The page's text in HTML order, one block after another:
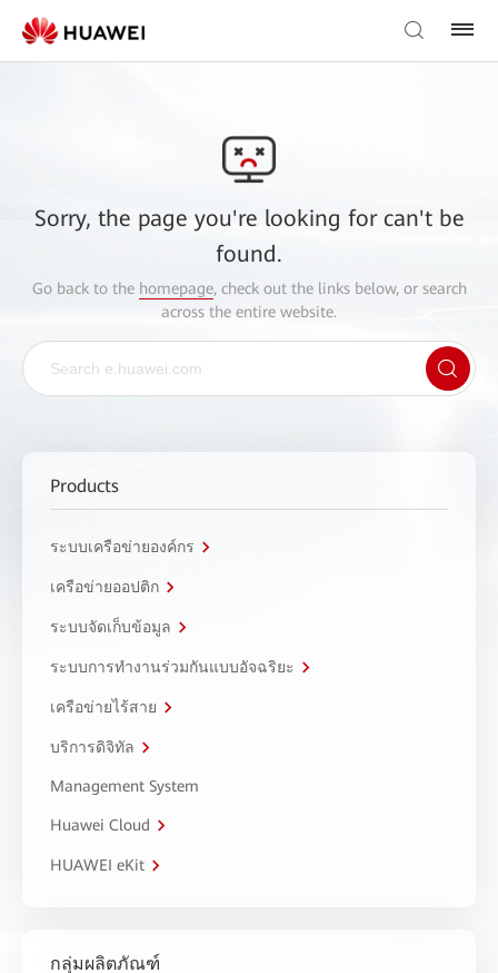
Sorry, the page you're looking for can't be
found.
Go back to the homepage, check out the links below, or search
across the entire website.
Products
ระบบเครือข่ายองค์กร
เครือข่ายออปติก
ระบบจัดเก็บข้อมูล
ระบบการทำงานร่วมกันแบบอัจฉริยะ
เครือข่ายไร้สาย
บริการดิจิทัล
Management System
Huawei Cloud
HUAWEI eKit
กลุ่มผลิตภัณฑ์